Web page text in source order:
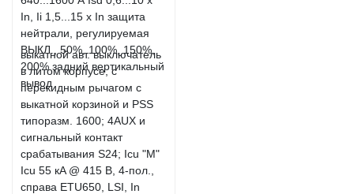
выкатной авт. выключатель
в литом корпусе, с
перекидным рычагом с
выкатной корзиной и PSS
типоразм. 1600; 4AUX и
сигнальный контакт
срабатывания S24; Icu "M"
Icu 55 кA @ 415 В, 4-пол.,
справа ETU650, LSI, In